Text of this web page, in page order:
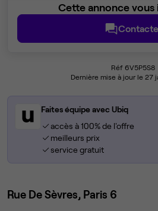
Cette annonce vous
Réf 6V5P5S8
Dernière mise à jour le 27
Faites équipe avec Ubiq
accès à 100% de l'offre
meilleurs prix
service gratuit
Rue De Sèvres, Paris 6